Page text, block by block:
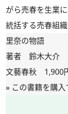
がら売春を生業
統括する売春組
里奈の物語
著者 鈴木大介
文藝春秋 1,900
» この書籍を購